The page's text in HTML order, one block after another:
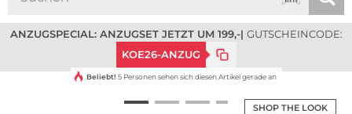
ANZUGSPECIAL: ANZUGSET JETZT UM 199,-| GUTSCHEINCODE:
KOE26-ANZUG
SHOP THE LOOK
Beliebt! 5 Personen sehen sich diesen Artikel gerade an